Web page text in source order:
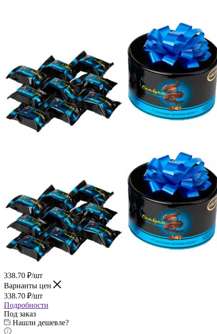
338.70 ₽/шт
Варианты цен
338.70 ₽/шт
Подробности
Под заказ
Нашли дешевле?